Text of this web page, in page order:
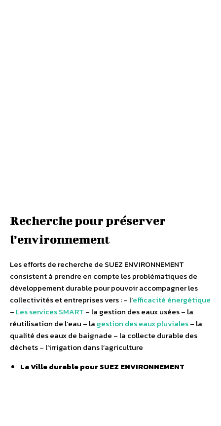
Recherche pour préserver
l’environnement
Les efforts de recherche de SUEZ ENVIRONNEMENT
consistent à prendre en compte les problématiques de
développement durable pour pouvoir accompagner les
collectivités et entreprises vers : – l’efficacité énergétique
– Les services SMART – la gestion des eaux usées – la
réutilisation de l’eau – la gestion des eaux pluviales– la
qualité des eaux de baignade – la collecte durable des
déchets – l’irrigation dans l’agriculture
La Ville durable pour SUEZ ENVIRONNEMENT